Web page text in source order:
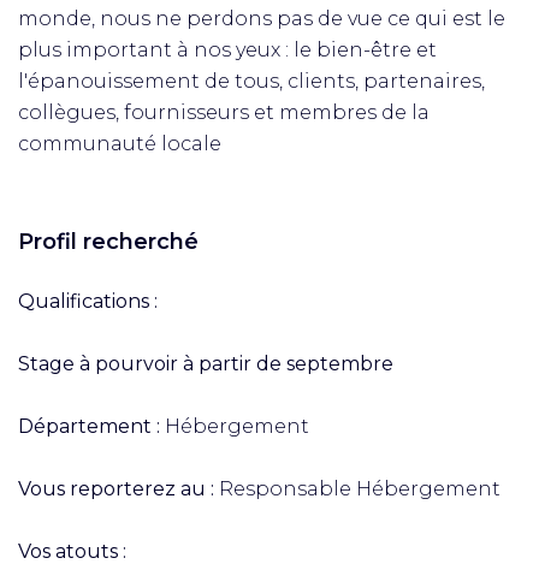
monde, nous ne perdons pas de vue ce qui est le
plus important à nos yeux : le bien-être et
l'épanouissement de tous, clients, partenaires,
collègues, fournisseurs et membres de la
communauté locale
Profil recherché
Qualifications :
Stage à pourvoir à partir de septembre
Département : Hébergement
Vous reporterez au : Responsable Hébergement
Vos atouts :